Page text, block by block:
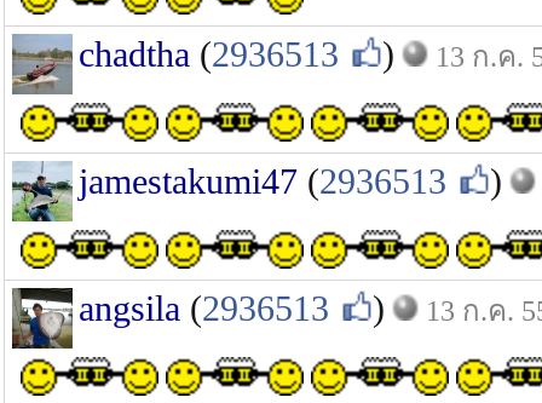
chadtha (2936513 ) 13 ก.ค.
jamestakumi47 (2936513 )
angsila (2936513 ) 13 ก.ค.